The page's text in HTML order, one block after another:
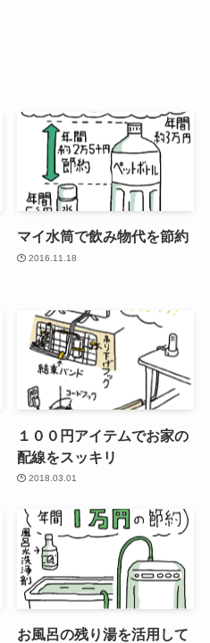
マイ水筒で飲み物代を節約
2016.11.18
１００円アイテムでお家の
配線をスッキリ
2018.03.01
お風呂の残り湯を活用して